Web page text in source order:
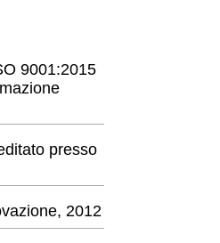
9001:2015
presso
2012